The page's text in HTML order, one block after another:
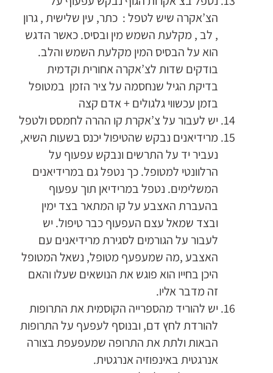
הצ’אקרה שיש לטפל : כתר, עין שלישית , גרון
, לב , מקלעת השמש מין ובסיס. כאשר הדגש
הוא על הבסיס המין מקלעת השמש והלב.
בודקים שדות לצ’אקרה אחורית וקדמית
בדיקת הגיל שנחסמה על ציר הזמן במטופל
בזמן עכשווי גלגולים + אדם קצה
יש לעבור על צ’אקרת קו ההרה לחמסס ולטפל
מרידיאנים נבקש שהטיפול יכנס בשעות השיא,
נעביר יד על התרשים ונבקש עפעוף על
הרלוונטי למטופל. כך נטפל גם במרידיאנים
המשלימים. נטפל במרידיאן תוך עפעוף
בהעברת האצבע על קו המתאר בצד ימין
ובצד שמאל עצם העפעוף כבר טיפול. יש
לעבור על הגורמים לסגירת מרידיאנים עם
האצבע ,מה שמעפעף מטופל, נשאל המטופל
היכן בחייו הוא פוגש את הנושאים שעלו והאם
זה מדבר אליו.
יש להוריד מהספרייה הקוסמית את התרופות
להורדת לחץ דם, ובנוסף לעפעף על התרופות
הבאות ולתת את התרופה שמעפעפת בצורה
אנרגטית באינפוזיה אנרגטית.